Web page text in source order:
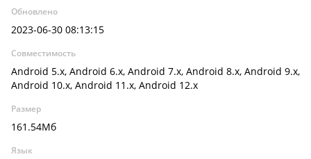
Обновлено
2023-06-30 08:13:15
Совместимость
Android 5.x, Android 6.x, Android 7.x, Android 8.x, Android 9.x,
Android 10.x, Android 11.x, Android 12.x
Размер
161.54Мб
Язык